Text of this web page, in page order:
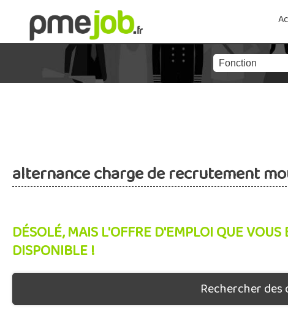
alternance charge de recrutement
DÉSOLÉ, MAIS L'OFFRE D'EMPLOI QUE
DISPONIBLE !
Rechercher